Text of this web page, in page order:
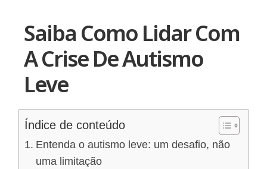
Saiba Como Lidar Com
A Crise De Autismo
Leve
Índice de conteúdo
Entenda o autismo leve: um desafio, não
uma limitação